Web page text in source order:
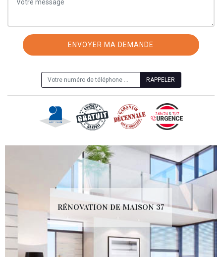
RÉNOVATION DE MAISON 37